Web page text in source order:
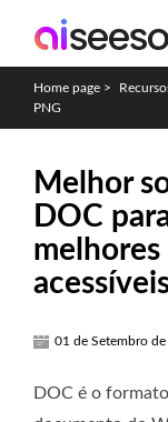
Home page >
PNG
Melhor
DOC
01 de Setembro
DOC é o